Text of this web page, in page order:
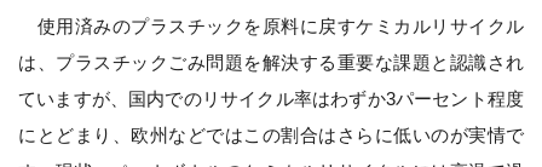
使用済みのプラスチックを原料に戻すケミカルリサイクル
は、プラスチックごみ問題を解決する重要な課題と認識され
ていますが、国内でのリサイクル率はわずか3パーセント程度
にとどまり、欧州などではこの割合はさらに低いのが実情で